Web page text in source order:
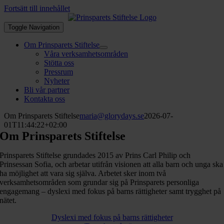
Fortsätt till innehållet
Toggle Navigation
Om Prinsparets Stiftelse
Våra verksamhetsområden
Stötta oss
Pressrum
Nyheter
Bli vår partner
Kontakta oss
Om Prinsparets Stiftelsemaria@glorydays.se2026-07-
01T11:44:22+02:00
Om Prinsparets Stiftelse
Prinsparets Stiftelse grundades 2015 av Prins Carl Philip och
Prinsessan Sofia, och arbetar utifrån visionen att alla barn och unga ska
ha möjlighet att vara sig själva. Arbetet sker inom två
verksamhetsområden som grundar sig på Prinsparets personliga
engagemang – dyslexi med fokus på barns rättigheter samt trygghet på
nätet.
Dyslexi med fokus på barns rättigheter